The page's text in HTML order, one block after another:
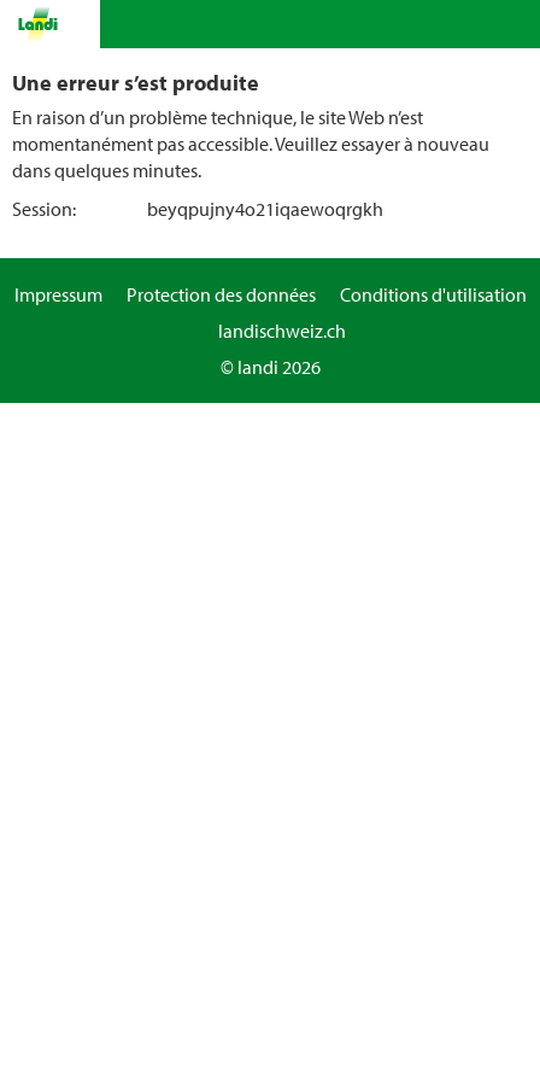
Une erreur s’est produite
En raison d’un problème technique, le site Web n’est
momentanément pas accessible. Veuillez essayer à nouveau
dans quelques minutes.
Session:
beyqpujny4o21iqaewoqrgkh
Impressum Protection des données
Conditions d'utilisation
landischweiz.ch
© landi 2026